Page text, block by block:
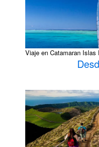
Viaje en Catamaran Islas